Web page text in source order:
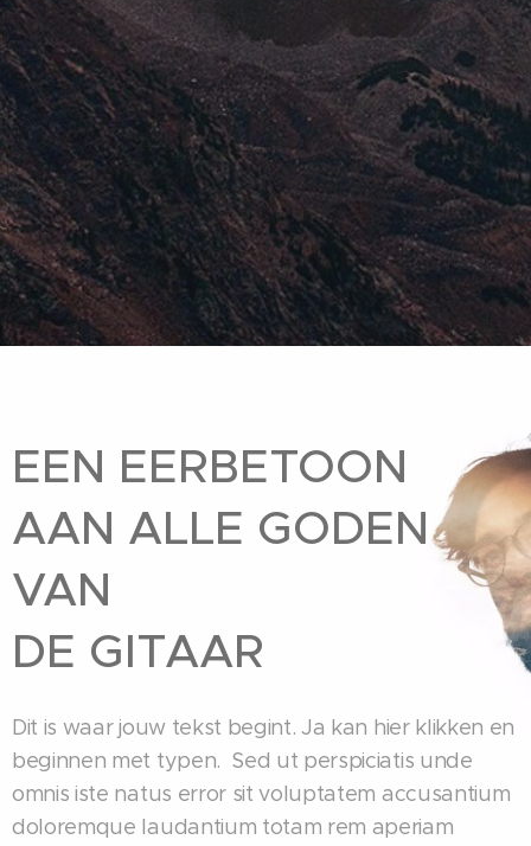
EEN EERBETOON
AAN ALLE GODEN
VAN
DE GITAAR
Dit is waar jouw tekst begint. Ja kan hier klikken en
beginnen met typen. Sed ut perspiciatis unde
omnis iste natus error sit voluptatem accusantium
doloremque laudantium totam rem aperiam